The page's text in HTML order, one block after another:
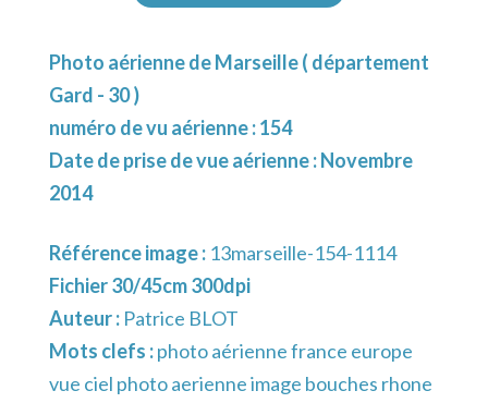
Photo aérienne de Marseille ( département
Gard - 30 )
numéro de vu aérienne : 154
Date de prise de vue aérienne : Novembre
2014
Référence image : 13marseille-154-1114
Fichier 30/45cm 300dpi
Auteur : Patrice BLOT
Mots clefs :photo aérienne france europe
vue ciel photo aerienne image bouches rhone